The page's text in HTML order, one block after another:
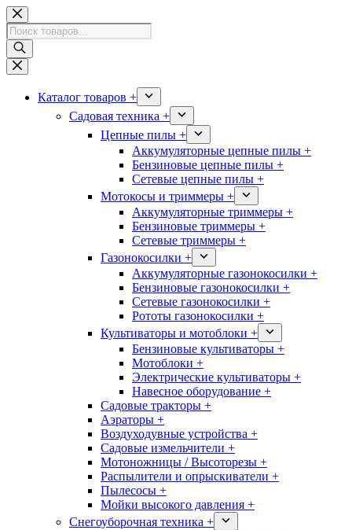
Перейти
к
сути
Поиск
товаров
Каталог товаров +
Садовая техника +
Цепные пилы +
Аккумуляторные цепные пилы +
Бензиновые цепные пилы +
Сетевые цепные пилы +
Мотокосы и триммеры +
Аккумуляторные триммеры +
Бензиновые триммеры +
Сетевые триммеры +
Газонокосилки +
Аккумуляторные газонокосилки +
Бензиновые газонокосилки +
Сетевые газонокосилки +
Рототы газонокосилки +
Культиваторы и мотоблоки +
Бензиновые культиваторы +
Мотоблоки +
Электрические культиваторы +
Навесное оборудование +
Садовые тракторы +
Аэраторы +
Воздуходувные устройства +
Садовые измельчители +
Мотоножницы / Высоторезы +
Распылители и опрыскиватели +
Пылесосы +
Мойки высокого давления +
Снегоуборочная техника +